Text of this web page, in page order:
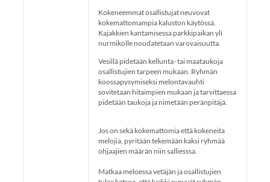
Kokeneemmat osallistujat neuvovat
kokemattomampia kaluston käytössä.
Kajakkien kantamisessa parkkipaikan yli
nurmikolle noudatetaan varovaisuutta.
Vesillä pidetään kellunta- tai maataukoja
osallistujien tarpeen mukaan. Ryhmän
koossapysymiseksi melontavauhti
sovitetaan hitaimpien mukaan ja tarvittaessa
pidetään taukoja ja nimetään peränpitäjä.
Jos on sekä kokemattomia että kokeneita
melojia, pyritään tekemään kaksi ryhmää
ohjaajien määrän niin salliesssa.
Matkaa meloessa vetäjän ja osallistujien